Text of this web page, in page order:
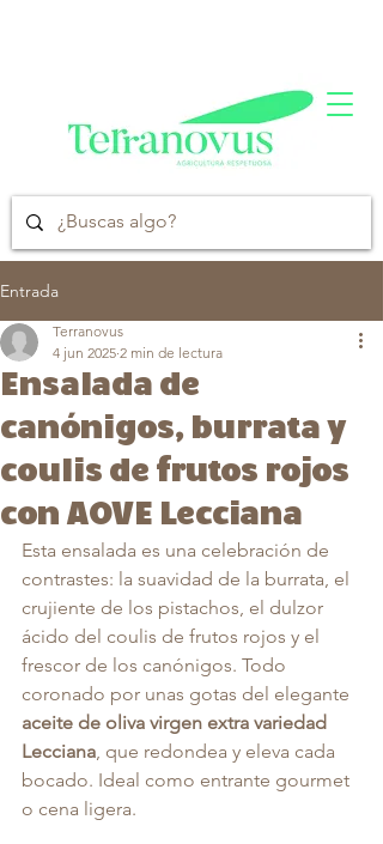
Entrada
Ensalada de
canónigos, burrata y
coulis de frutos rojos
con AOVE Lecciana
Terranovus
4 jun 2025 2 min de lectura
Esta ensalada es una celebración de
contrastes: la suavidad de la burrata, el
crujiente de los pistachos, el dulzor
ácido del coulis de frutos rojos y el
frescor de los canónigos. Todo
coronado por unas gotas del elegante
aceite de oliva virgen extra variedad
Lecciana, que redondea y eleva cada
bocado. Ideal como entrante gourmet
o cena ligera.